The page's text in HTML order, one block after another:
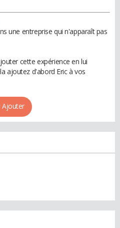
une entreprise qui n'apparaît pas
cette expérience en lui
ajoutez d'abord Eric à vos
Ajouter